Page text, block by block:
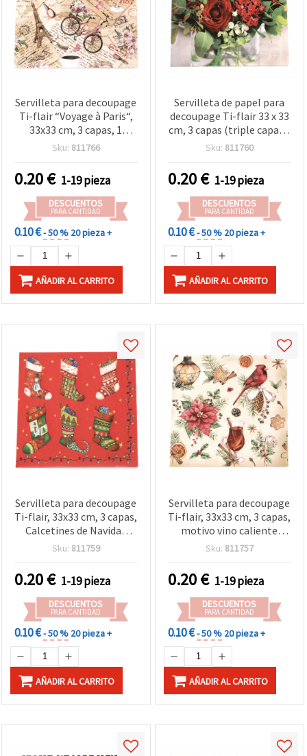
Servilleta para decoupage
Ti-flair “Voyage à Paris“,
33x33 cm, 3 capas, 1
unidad
Sku: 811766
0.20€ 1-19 pieza
DESCUENTOS
PARA CANTIDAD
0.10 €- 50 % 20 pieza +
AÑADIR AL CARRITO
Servilleta de papel para
decoupage Ti-flair 33 x 33
cm, 3 capas (triple capa) –
diseño ramo floral rojo, 1
scrapbooking y DIY
Sku: 811760
0.20€ 1-19 pieza
DESCUENTOS
PARA CANTIDAD
0.10 €- 50 % 20 pieza +
AÑADIR AL CARRITO
Servilleta para decoupage
Ti-flair, 33x33 cm, 3 capas,
Calcetines de Navidad
coloridos - 1 unidad
Sku: 811759
0.20€ 1-19 pieza
DESCUENTOS
PARA CANTIDAD
0.10 €- 50 % 20 pieza +
AÑADIR AL CARRITO
Servilleta para decoupage
Ti-flair, 33x33 cm, 3 capas,
motivo vino caliente
especiado y galletas de
Sku: 811757
0.20€ 1-19 pieza
DESCUENTOS
PARA CANTIDAD
0.10 €- 50 % 20 pieza +
AÑADIR AL CARRITO